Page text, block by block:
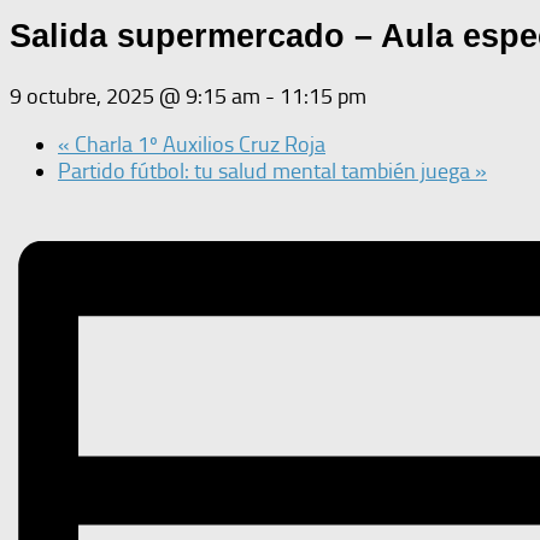
Salida supermercado – Aula
9 octubre, 2025 @ 9:15 am - 11:15 pm
« Charla 1º Auxilios Cruz Roja
Partido fútbol: tu salud mental también juega »